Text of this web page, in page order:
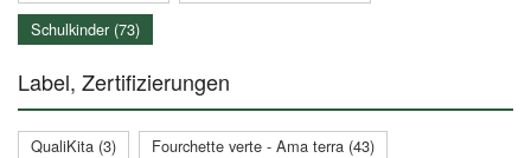
Schulkinder (73)
Label, Zertifizierungen
QualiKita (3)
Fourchette verte - Ama terra (43)